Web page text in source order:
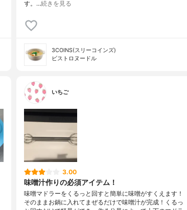
す。…続きを見る
3COINS(スリーコインズ)
ビストロヌードル
いちご
3.00
味噌汁作りの必須アイテム！
味噌マドラーをくるっと回すと簡単に味噌がすくえます！
そのままお鍋に入れてまぜるだけで味噌汁が完成！くるっ